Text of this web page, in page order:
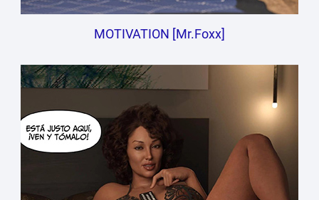
MOTIVATION [Mr.Foxx]